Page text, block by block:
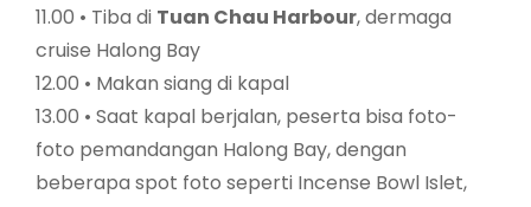
11.00 • Tiba di Tuan Chau Harbour, dermaga
cruise Halong Bay
12.00 • Makan siang di kapal
13.00 • Saat kapal berjalan, peserta bisa foto-
foto pemandangan Halong Bay, dengan
beberapa spot foto seperti Incense Bowl Islet,